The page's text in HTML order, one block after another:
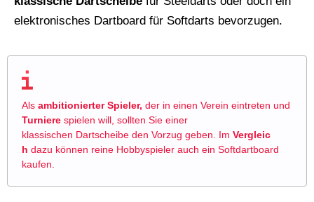
elektronisches Dartboard für Softdarts bevorzugen.
Als ambitionierter Spieler, der in einen Verein eintreten und
Turniere spielen will, sollten Sie einer
klassischen Dartscheibe den Vorzug geben. Im Vergleic
h dazu können reine Hobbyspieler auch ein Softdartboard
kaufen.